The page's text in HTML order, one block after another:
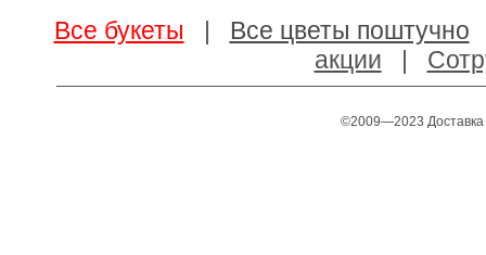
Все букеты | Все цветы поштучно
акции |
©2009—2023 Доставка